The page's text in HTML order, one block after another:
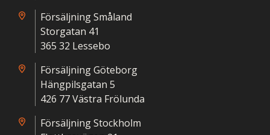
Försäljning Småland
Storgatan 41
365 32 Lessebo
Försäljning Göteborg
Hängpilsgatan 5
426 77 Västra Frölunda
Försäljning Stockholm